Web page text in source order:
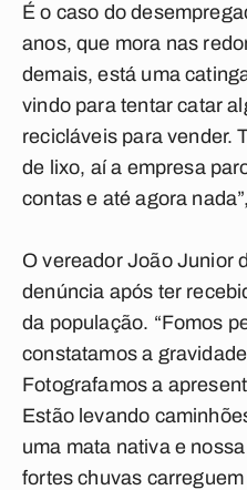
É o caso do
anos, que mora nas
demais, está uma
vindo para tentar catar
recicláveis para vender.
de lixo, aí a empresa
contas e até agora
O vereador João Junior
denúncia após ter
da população. “Fomos
constatamos a
Fotografamos a
Estão levando
uma mata nativa e
fortes chuvas